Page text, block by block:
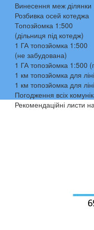
Винесення меж ділянки
Розбивка осей котеджа
Топозйомка 1:500
(дільниця під котедж)
1 ГА топозйомка 1:500
(не забудована)
1 ГА топозйомка 1:500
1 км топозйомка для
1 км топозйомка для
Погодження всіх
Рекомендаційні листи